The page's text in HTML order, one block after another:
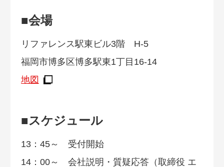
■会場
リファレンス駅東ビル3階 H-5
福岡市博多区博多駅東1丁目16-14
地図
■スケジュール
13：45～ 受付開始
14：00～ 会社説明・質疑応答（取締役 エ